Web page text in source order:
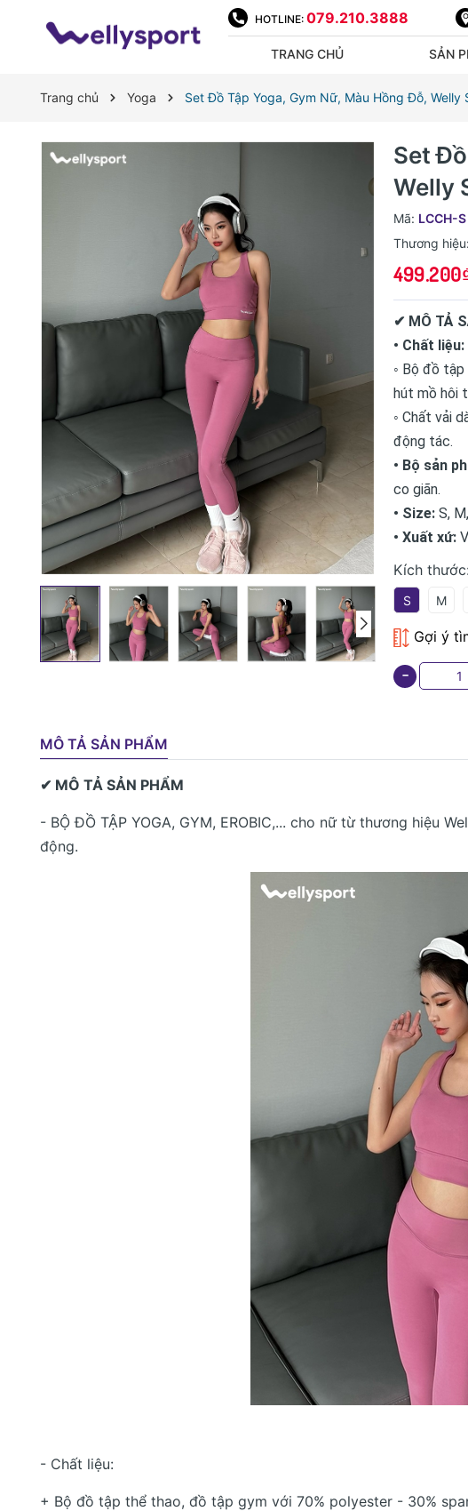
HOTLINE: 079.210.3888
TRANG CHỦ SẢN
Trang chủ Yoga Set Đồ Tập Yoga, Gym Nữ, Màu Hồng Đỗ, Welly
Set
Welly
Mã: LCCH-S
Thương hiệu:
✔ MÔ TẢ
• Chất liệu:
◦ Bộ đồ
hút mồ hôi
◦ Chất vải
động tác.
• Bộ sản
co giãn.
• Size: S,
• Xuất xứ:
Kích thước:
S M
Gợi ý
-
MÔ TẢ SẢN PHẨM
✔ MÔ TẢ SẢN PHẨM
- BỘ ĐỒ TẬP YOGA, GYM, EROBIC,... cho nữ từ thương hiệu
động.
- Chất liệu:
+ Bộ đồ tập thể thao, đồ tập gym với 70% polyester - 30%